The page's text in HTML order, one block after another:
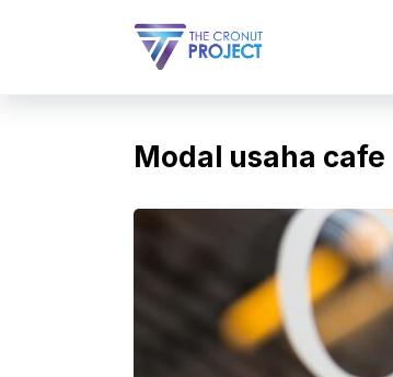
Modal usaha cafe